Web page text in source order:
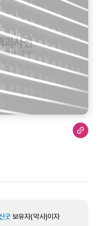
굿보유자(악사)이자